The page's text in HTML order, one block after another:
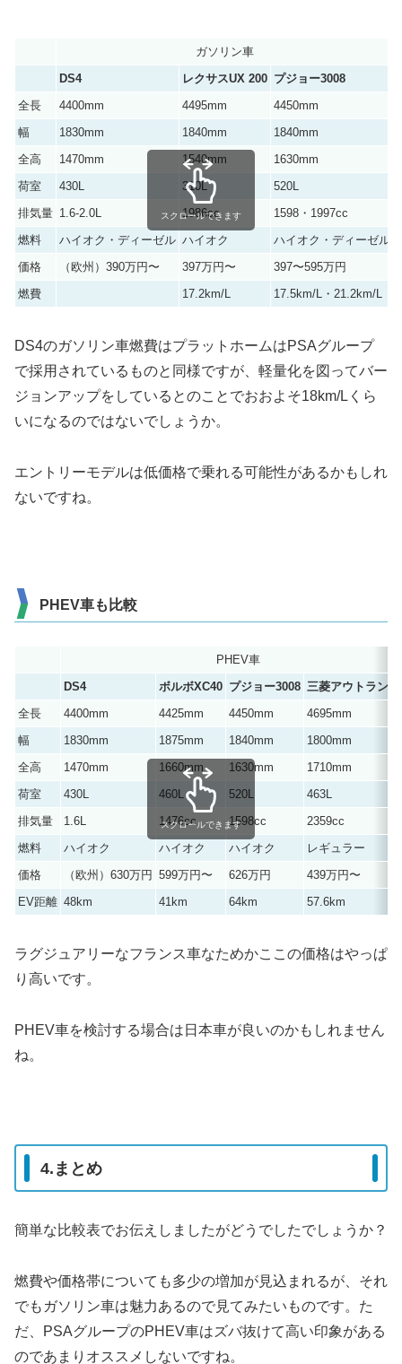
ガソリン車
DS4
レクサスUX 200 プジョー3008
全長
4400mm 4495mm
4450mm
幅
1830mm 1840mm
1840mm
全高
1470mm 1540mm
1630mm
荷室
430L 310L
520L
排気量 1.6-2.0L 1986cc
1598・1997cc
燃料
ハイオク・ディーゼル ハイオク
ハイオク・ディーゼル
価格
（欧州）390万円〜 397万円〜
397〜595万円
燃費
17.2km/L 17.5km/L・21.2km/L
スクロールできます
DS4のガソリン車燃費はプラットホームはPSAグループ
で採用されているものと同様ですが、軽量化を図ってバー
ジョンアップをしているとのことでおおよそ18km/Lくら
いになるのではないでしょうか。
エントリーモデルは低価格で乗れる可能性があるかもしれ
ないですね。
PHEV車も比較
PHEV車
DS4
ボルボXC40 プジョー3008 三菱アウトラン
全長
4400mm 4425mm 4450mm
4695mm
幅
1830mm 1875mm 1840mm
1800mm
全高
1470mm 1660mm 1630mm
1710mm
荷室
430L 460L 520L
463L
排気量
1.6L 1476cc 1598cc
2359cc
燃料
ハイオク ハイオク ハイオク
レギュラー
価格
（欧州）630万円 599万円〜 626万円
439万円〜
EV距離 48km 41km 64km 57.6km
スクロールできます
ラグジュアリーなフランス車なためかここの価格はやっぱ
り高いです。
PHEV車を検討する場合は日本車が良いのかもしれません
ね。
4.まとめ
簡単な比較表でお伝えしましたがどうでしたでしょうか？
燃費や価格帯についても多少の増加が見込まれるが、それ
でもガソリン車は魅力あるので見てみたいものです。た
だ、PSAグループのPHEV車はズバ抜けて高い印象がある
のであまりオススメしないですね。